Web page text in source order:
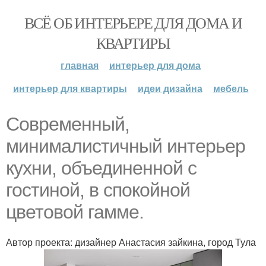
ВСЁ ОБ ИНТЕРЬЕРЕ ДЛЯ ДОМА И
КВАРТИРЫ
главная
интерьер для дома
интерьер для квартиры
идеи дизайна мебель
Современный,
минималистичный интерьер
кухни, объединенной с
гостиной, в спокойной
цветовой гамме.
Автор проекта: дизайнер Анастасия зайкина, город Тула